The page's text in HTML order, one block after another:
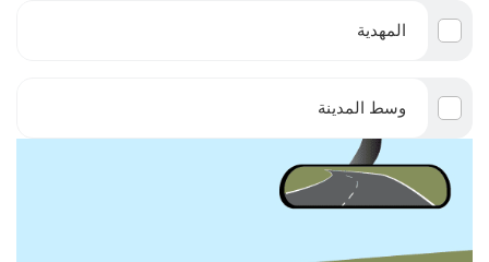
المهدية
وسط المدينة